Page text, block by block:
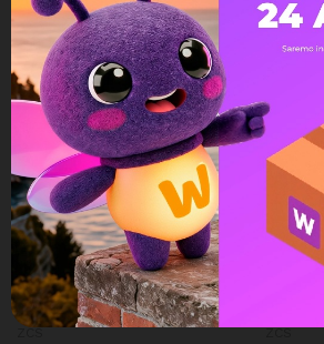
-2%
ZCS
-2%
ZCS